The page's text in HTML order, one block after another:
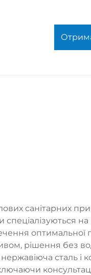
санітарних
спеціалізуються
оптимальної
рішення без
сталь і